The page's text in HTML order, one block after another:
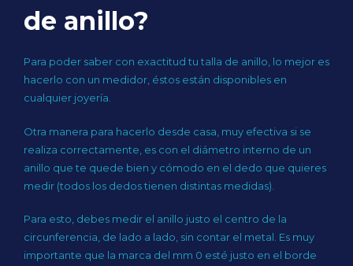
de anillo?
Para poder saber con exactitud tu talla de anillo, lo mejor es
hacerlo con un medidor, éstos están disponibles en
cualquier joyería.
Otra manera para hacerlo desde casa, muy efectiva si se
realiza correctamente, es con el diámetro interno de un
anillo que te quede bien y cómodo en el dedo que quieres
medir (todos los dedos tienen distintas medidas).
Para esto, debes medir el anillo justo el centro de la
circunferencia, de lado a lado, sin contar el metal. Es muy
importante que la marca del mm 0 esté justo en el borde